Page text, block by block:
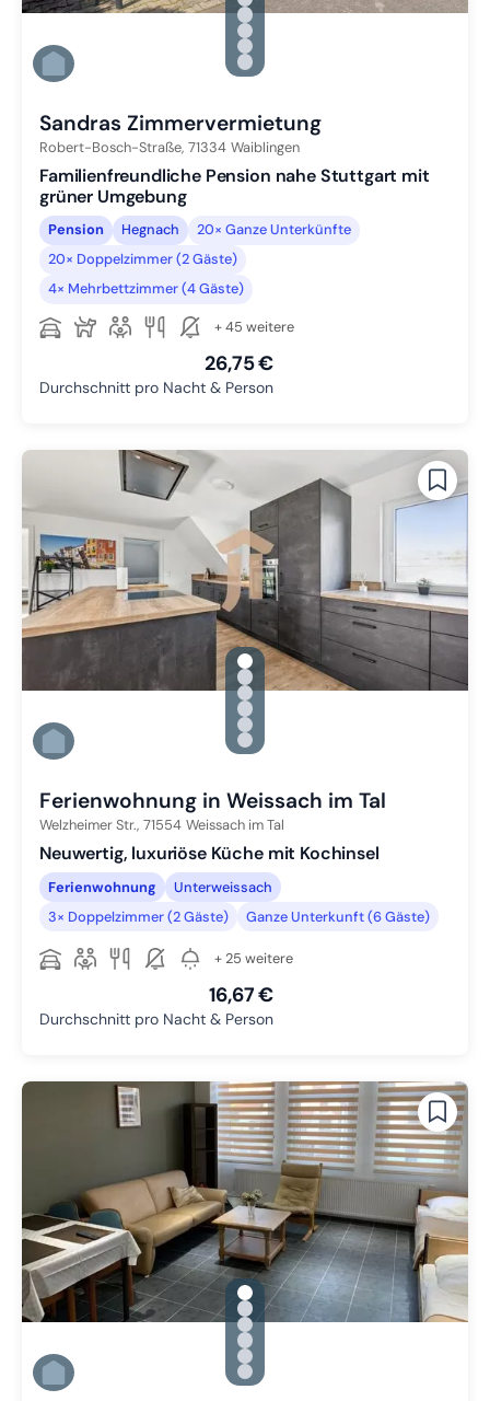
Zu Slide 2 wechseln
Zu Slide 3 wechseln
Zu Slide 4 wechseln
Zu Slide 5 wechseln
Zu Slide 6 wechseln
Sandras Zimmervermietung
Robert-Bosch-Straße, 71334 Waiblingen
Familienfreundliche Pension nahe Stuttgart mit
grüner Umgebung
Pension Hegnach
20× Ganze Unterkünfte
20× Doppelzimmer (2 Gäste)
4× Mehrbettzimmer (4 Gäste)
+ 45 weitere
26,75 €
Durchschnitt pro Nacht & Person
gallery.slide_selector
Zu Slide 1 wechseln
Zu Slide 2 wechseln
Zu Slide 3 wechseln
Zu Slide 4 wechseln
Zu Slide 5 wechseln
Zu Slide 6 wechseln
Ferienwohnung in Weissach im Tal
Welzheimer Str., 71554 Weissach im Tal
Neuwertig, luxuriöse Küche mit Kochinsel
Ferienwohnung
Unterweissach
3× Doppelzimmer (2 Gäste)
Ganze Unterkunft (6 Gäste)
+ 25 weitere
16,67 €
Durchschnitt pro Nacht & Person
gallery.slide_selector
Zu Slide 1 wechseln
Zu Slide 2 wechseln
Zu Slide 3 wechseln
Zu Slide 4 wechseln
Zu Slide 5 wechseln
Zu Slide 6 wechseln